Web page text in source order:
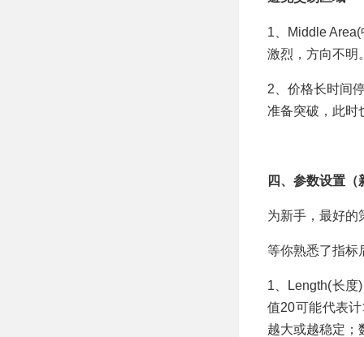
1、Middle
激烈，方向不明
2、价格长时间
准备突破，此时
四、参数设置（
为新手，最好的
等你熟悉了指标
1、Length(长度
值20可能代表
越大或越稳定；